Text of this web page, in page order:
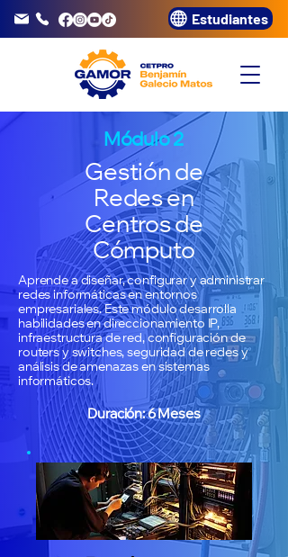
3320072 Estudiantes
Módulo 2
Gestión de
Redes en
Centros de
Cómputo
Aprende a diseñar, configurar y administrar
redes informáticas en entornos
empresariales. Este módulo desarrolla
habilidades en direccionamiento IP,
infraestructura de red, configuración de
routers y switches, seguridad de redes y
análisis de amenazas en sistemas
informáticos.
Duración: 6 Meses